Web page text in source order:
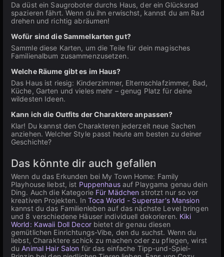
Da düst ein Saugroboter durchs Haus, der ein Glücksrad
spazieren fährt. Wenn du ihn erwischst, kannst du am Rad
drehen und richtig abräumen!
Wofür sind die Sammelkarten gut?
Sammle diese Karten, um die Teile für dein magisches
Familienalbum zusammenzusetzen.
Welche Räume gibt es im Haus?
Das Haus ist riesig: Kinderzimmer, Elternschlafzimmer, Bad,
Küche, Garten und vieles mehr – genug Platz für deine
wildesten Ideen.
Kann ich die Outfits der Charaktere anpassen?
Klar! Du kannst den Charakteren jederzeit neue Sachen
anziehen. Welcher Style passt heute am besten zu deiner
Geschichte?
Das könnte dir auch gefallen
Wenn du das Erkunden bei My Town Home: Family
Playhouse liebst, ist Puppenhausauf Playgama genau dein
Ding. Auch die Kategorie Für Mädchen strotzt nur so vor
kreativen Projekten. In Toca World - Superstar's Mansion
kannst du das Familienleben auf das nächste Level bringen
und 8 verschiedene Häuser individuell dekorieren. Kiki
World: Kawaii Doll Decorbietet dir genau diesen
gemütlichen Einrichtungs-Vibe, den du suchst. Wenn du
liebst, Charaktere schick zu machen oder zu pflegen, wirst
duAnimal Hair Salon für das einfache Tipp-und-Spiel-